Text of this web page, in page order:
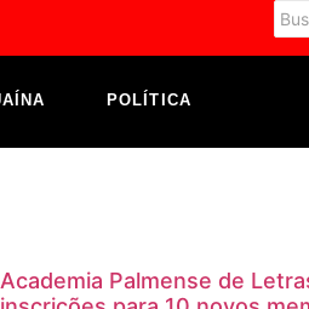
POLÍTICA
Academia Palmense de